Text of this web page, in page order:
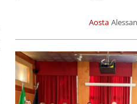
Aosta